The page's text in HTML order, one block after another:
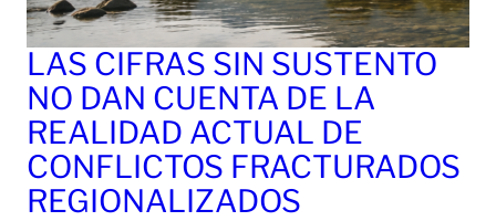
LAS CIFRAS SIN SUSTENTO
NO DAN CUENTA DE LA
REALIDAD ACTUAL DE
CONFLICTOS FRACTURADOS
REGIONALIZADOS